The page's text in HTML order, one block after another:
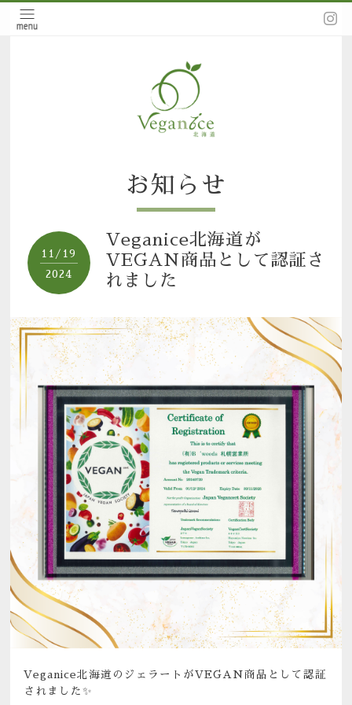
お知らせ
11/19
2024
Veganice北海道が
VEGAN商品として認証さ
れました
Veganice北海道のジェラートがVEGAN商品として認証
されました✨